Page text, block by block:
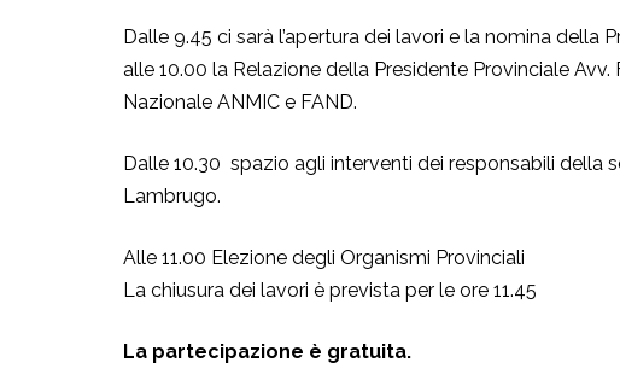
Dalle 9.45 ci sarà l’apertura dei lavori e la nomina della
alle 10.00 la Relazione della Presidente Provinciale
Nazionale ANMIC e FAND.
Dalle 10.30 spazio agli interventi dei responsabili
Lambrugo.
Alle 11.00 Elezione degli Organismi Provinciali
La chiusura dei lavori è prevista per le ore 11.45
La partecipazione è gratuita.